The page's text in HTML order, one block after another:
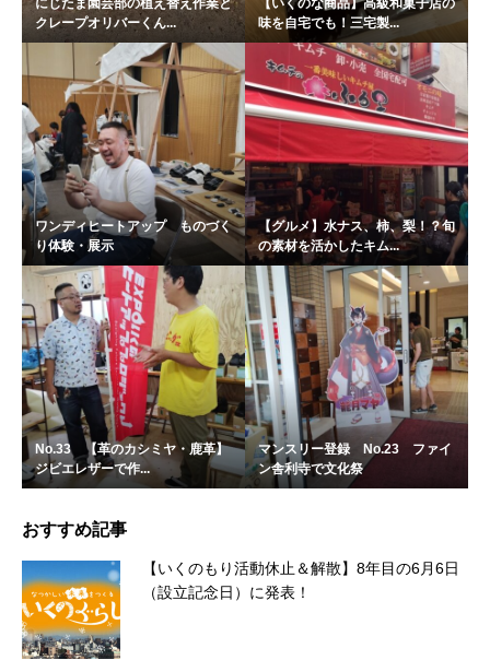
にじたま園芸部の植え替え作業と
クレープオリバーくん...
【いくのな商品】高級和菓子店の
味を自宅でも！三宅製...
ワンディヒートアップ ものづく
り体験・展示
【グルメ】水ナス、柿、梨！？旬
の素材を活かしたキム...
No.33 【革のカシミヤ・鹿革】
ジビエレザーで作...
マンスリー登録 No.23 ファイ
ン舎利寺で文化祭
おすすめ記事
【いくのもり活動休止＆解散】8年目の6月6日
（設立記念日）に発表！